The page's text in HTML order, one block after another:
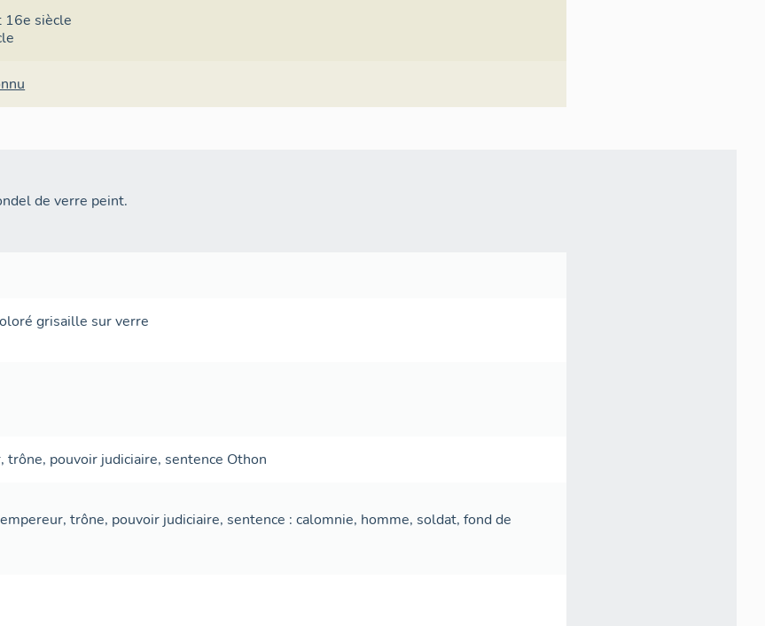
16e siècle
de verre peint.
grisaille sur verre
, trône, pouvoir judiciaire, sentence Othon
trône, pouvoir judiciaire, sentence : calomnie, homme, soldat, fond de